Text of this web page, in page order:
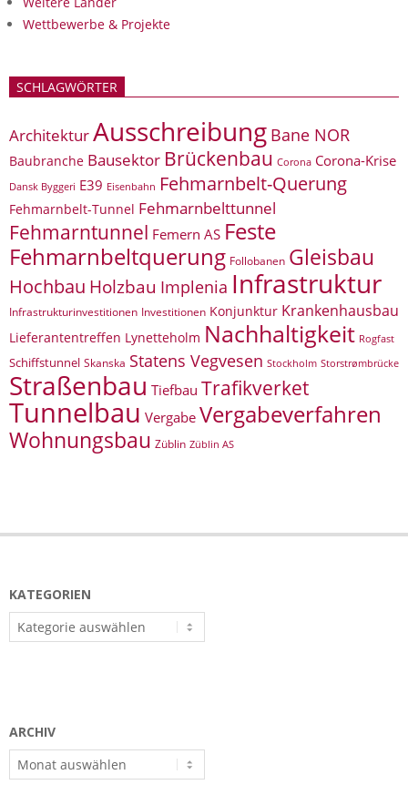
Wettbewerbe & Projekte
SCHLAGWÖRTER
ArchitekturAusschreibung Bane NOR
Baubranche Bausektor Brückenbau Corona Corona-Krise
Dansk Byggeri E39 Eisenbahn Fehmarnbelt-Querung
Fehmarnbelt-Tunnel Fehmarnbelttunnel
Fehmarntunnel Femern AS Feste
Fehmarnbeltquerung Follobanen Gleisbau
Hochbau Holzbau Implenia Infrastruktur
Infrastrukturinvestitionen Investitionen Konjunktur Krankenhausbau
Lieferantentreffen Lynetteholm Nachhaltigkeit Rogfast
Schiffstunnel Skanska Statens Vegvesen Stockholm Storstrømbrücke
Straßenbau Tiefbau Trafikverket
Tunnelbau Vergabe Vergabeverfahren
Wohnungsbau Züblin Züblin AS
KATEGORIEN
Kategorien
ARCHIV
Archiv